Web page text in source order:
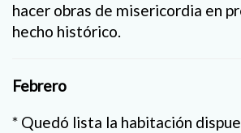
hacer obras de misericordia en
hecho histórico.
Febrero
* Quedó lista la habitación